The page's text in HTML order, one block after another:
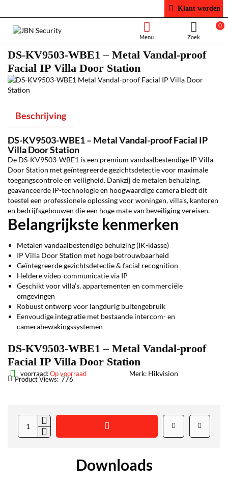
Klant worden
0
DS-KV9503-WBE1 – Metal Vandal-proof
Facial IP Villa Door Station
Beschrijving
DS-KV9503-WBE1 – Metal Vandal-proof Facial IP
Villa Door Station
De DS-KV9503-WBE1 is een premium vandaalbestendige IP Villa
Door Station met geïntegreerde gezichtsdetectie voor maximale
toegangscontrole en veiligheid. Dankzij de metalen behuizing,
geavanceerde IP-technologie en hoogwaardige camera biedt dit
toestel een professionele oplossing voor woningen, villa’s, kantoren
en bedrijfsgebouwen die een hoge mate van beveiliging vereisen.
Belangrijkste kenmerken
Metalen vandaalbestendige behuizing (IK-klasse)
IP Villa Door Station met hoge betrouwbaarheid
Geïntegreerde gezichtsdetectie & facial recognition
Heldere video-communicatie via IP
Geschikt voor villa’s, appartementen en commerciële
omgevingen
Robuust ontwerp voor langdurig buitengebruik
Eenvoudige integratie met bestaande intercom- en
camerabewakingssystemen
DS-KV9503-WBE1 – Metal Vandal-proof
Facial IP Villa Door Station
voorraad:Op voorraad Merk: Hikvision
Product Views: 776
Downloads